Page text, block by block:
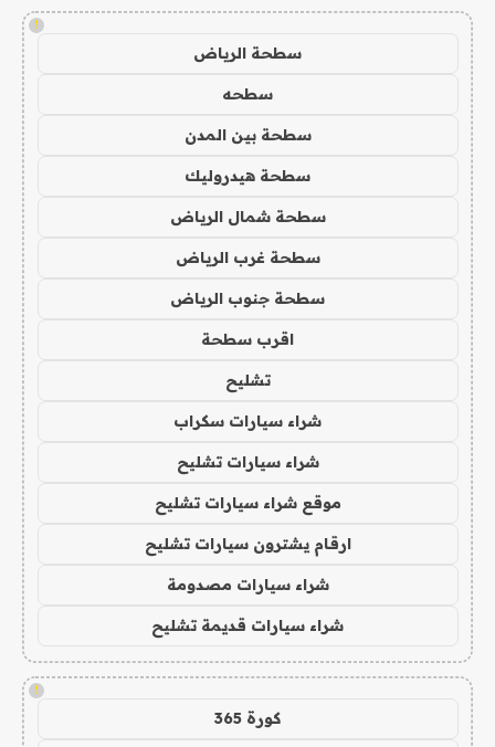
!
سطحة الرياض
سطحه
سطحة بين المدن
سطحة هيدروليك
سطحة شمال الرياض
سطحة غرب الرياض
سطحة جنوب الرياض
اقرب سطحة
تشليح
شراء سيارات سكراب
شراء سيارات تشليح
موقع شراء سيارات تشليح
ارقام يشترون سيارات تشليح
شراء سيارات مصدومة
شراء سيارات قديمة تشليح
!
كورة 365